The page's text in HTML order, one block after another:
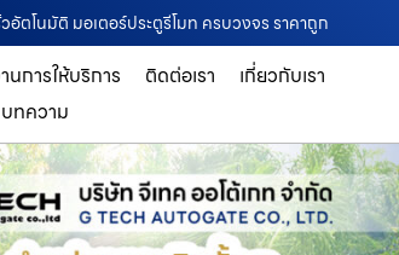
ตโนมัติ มอเตอร์ประตูรีโมท ครบวงจร ราคาถูก
นการให้บริการ ติดต่อเรา
เกี่ยวกับเรา
บทความ